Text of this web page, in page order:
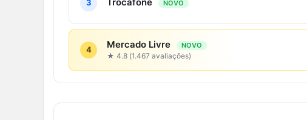
3 NOVO
4 Mercado Livre NOVO
★ 4.8 (1.467 avaliações)